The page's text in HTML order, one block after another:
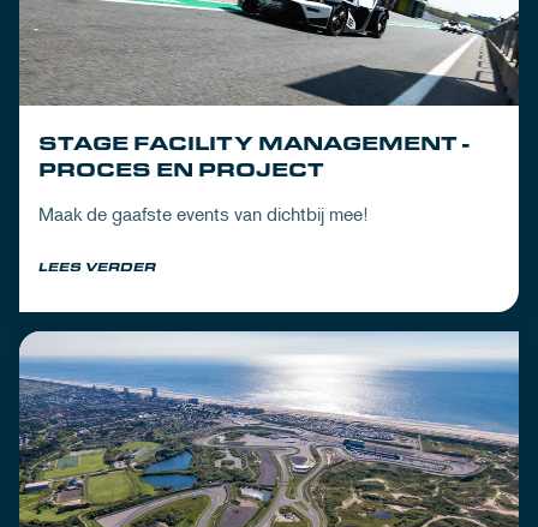
STAGE FACILITY MANAGEMENT -
PROCES EN PROJECT
Maak de gaafste events van dichtbij mee!
LEES VERDER